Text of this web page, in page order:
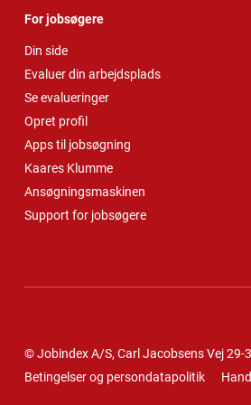
For jobsøgere
Din side
Evaluer din arbejdsplads
Se evalueringer
Opret profil
Apps til jobsøgning
Kaares Klumme
Ansøgningsmaskinen
Support for jobsøgere
© Jobindex A/S, Carl Jacobsens Vej 29-
Betingelser og persondatapolitik